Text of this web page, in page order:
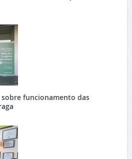
funcionamento das